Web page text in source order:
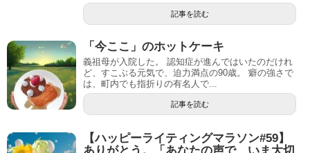
記事を読む
「今ここ」のホットケーキ
義祖母が入院した。 認知症が進んではいたのだけれ
ど、すこぶる元気で、迫力満点の90歳。 癖の強さで
は、町内でも指折りの有名人で...
記事を読む
【ハッピーライティングマラソン#59】